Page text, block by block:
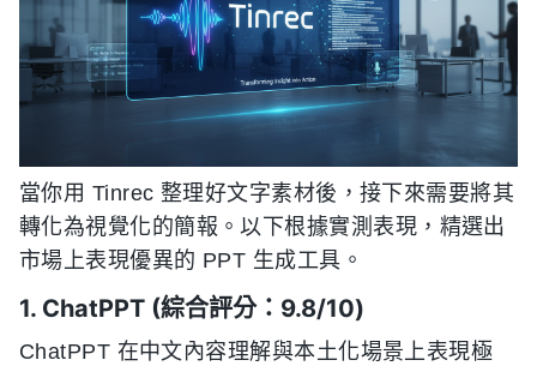
當你用 Tinrec 整理好文字素材後，接下來需要將其
轉化為視覺化的簡報。以下根據實測表現，精選出
市場上表現優異的 PPT 生成工具。
1. ChatPPT (綜合評分：9.8/10)
ChatPPT 在中文內容理解與本土化場景上表現極